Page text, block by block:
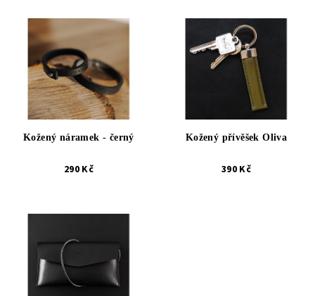
Kožený náramek - černý
290 Kč
Kožený přívěšek Oliva
390 Kč